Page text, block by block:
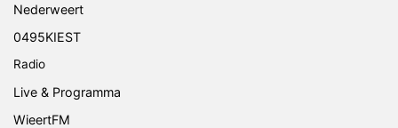
Nederweert
0495KIEST
Radio
Live & Programma
WieertFM